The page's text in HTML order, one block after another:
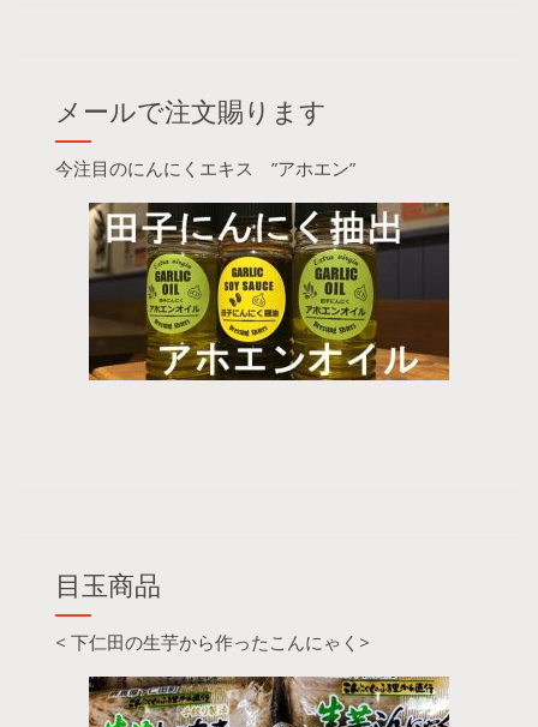
メールで注文賜ります
今注目のにんにくエキス ”アホエン”
目玉商品
< 下仁田の生芋から作ったこんにゃく>